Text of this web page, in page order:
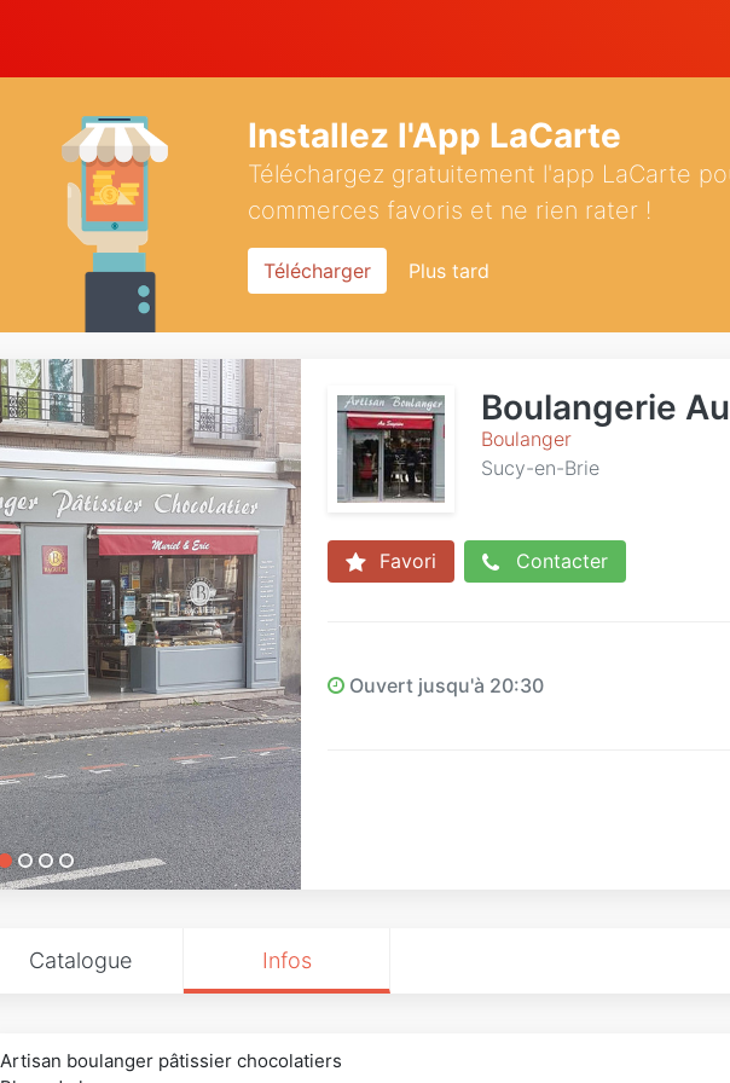
Installez l'App LaCarte
Téléchargez gratuitement l'app LaCarte
commerces favoris et ne rien rater !
Télécharger Plus tard
Boulangerie
Boulanger
Sucy-en-Brie
Favori Contacter
Ouvert jusqu'à 20:30
Catalogue Infos
Artisan boulanger pâtissier chocolatiers